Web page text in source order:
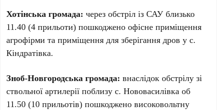
Хотінська громада: через обстріл із САУ близько
11.40 (4 прильоти) пошкоджено офісне приміщення
агрофірми та приміщення для зберігання дров у с.
Кіндратівка.
Зноб-Новгородська громада: внаслідок обстрілу зі
ствольної артилерії поблизу с. Нововасилівка об
11.50 (10 прильотів) пошкоджено високовольтну